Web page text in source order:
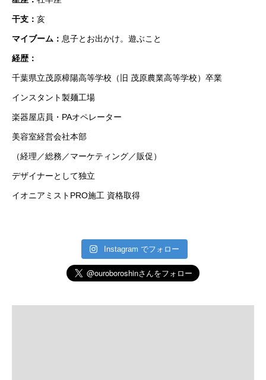
干支： 亥
マイブーム： 息子とお出かけ。遊ぶこと
経歴：
千葉県立茂原樟陽高等学校（旧 茂原農業高等学校）卒業
インスタント製麺工場
楽器屋店員・PAオペレーター
美容室経営会社本部
（経理／総務／マーケティング／販促）
デザイナーとして独立
イオニアミストPRO施工 資格取得
Instagram でフォロー